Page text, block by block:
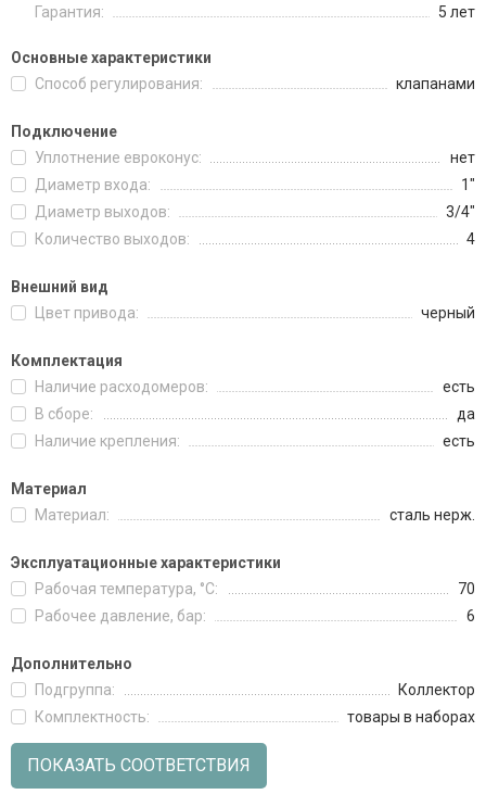
Гарантия:
5 лет
Основные характеристики
Способ регулирования:
клапанами
Подключение
Уплотнение евроконус:
нет
Диаметр входа:
1"
Диаметр выходов:
3/4"
Количество выходов:
4
Внешний вид
Цвет привода:
черный
Комплектация
Наличие расходомеров:
есть
В сборе:
да
Наличие крепления:
есть
Материал
Материал:
сталь нерж.
Эксплуатационные характеристики
Рабочая температура, °C:
70
Рабочее давление, бар:
6
Дополнительно
Подгруппа:
Коллектор
Комплектность:
товары в наборах
ПОКАЗАТЬ СООТВЕТСТВИЯ